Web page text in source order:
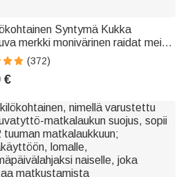
Syntymä Kukka
merkki monivärinen raidat meikki
nimi ja vetoketju Travel Essentials
naisille
(372)
€